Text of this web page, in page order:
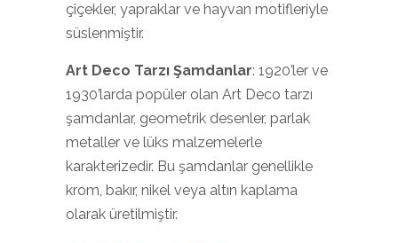
çiçekler, yapraklar ve hayvan motifleriyle
süslenmiştir.
Art Deco Tarzı Şamdanlar: 1920’ler ve
1930’larda popüler olan Art Deco tarzı
şamdanlar, geometrik desenler, parlak
metaller ve lüks malzemelerle
karakterizedir. Bu şamdanlar genellikle
krom, bakır, nikel veya altın kaplama
olarak üretilmiştir.